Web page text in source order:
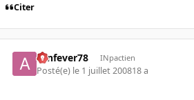
Citer
aznfever78 INpactien
Posté(e) le 1 juillet 200818 a